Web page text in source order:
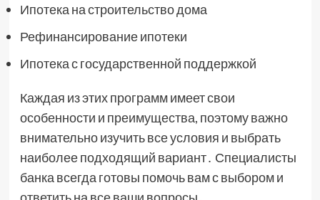
Ипотека на строительство дома
Рефинансирование ипотеки
Ипотека с государственной поддержкой
Каждая из этих программ имеет свои
особенности и преимущества, поэтому важно
внимательно изучить все условия и выбрать
наиболее подходящий вариант․ Специалисты
банка всегда готовы помочь вам с выбором и